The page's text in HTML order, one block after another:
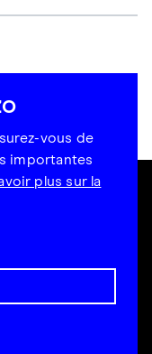
vous de
importantes
plus sur la